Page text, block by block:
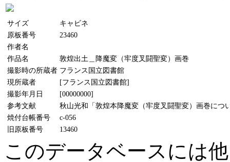
サイズ
キャビネ
原板番号
23460
作者名
作品名
敦煌出土＿降魔変（牢度叉闘聖変）画巻
撮影時の所蔵者 フランス国立図書館
現所蔵者
[フランス国立図書館]
撮影年月日
[00000000]
参考文献
秋山光和「敦煌本降魔変（牢度叉闘聖変）画巻につ
焼付台帳番号
c-056
旧原板番号
13460
このデータベースには